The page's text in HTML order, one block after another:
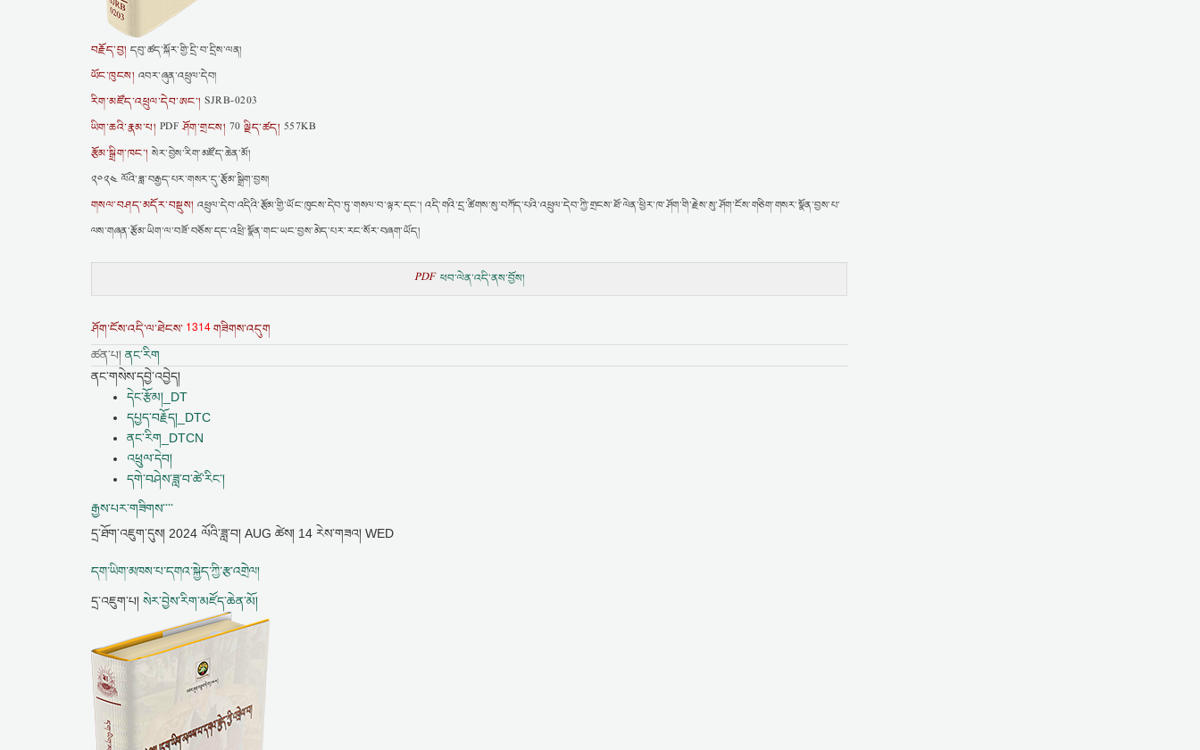
བརྗོད་བྱ། དབུ་ཚད་སྐོར་གྱི་དྲི་བ་དྲིས་ལན།
ཡོང་ཁུངས། འབར་ཞུན་འཕྲུལ་དེབ།
རིག་མཛོད་འཕྲུལ་དེབ་ཨང་། SJRB-0203
ཡིག་ཆའི་རྣམ་པ། PDF ཤོག་གྲངས། 70ལྗིད་ཚད། 557KB
རྩོམ་སྒྲིག་ཁང་། སེར་བྱེས་རིག་མཛོད་ཆེན་མོ།
༢༠༢༤ ལོའི་ཟླ་བརྒྱད་པར་གསར་དུ་རྩོམ་སྒྲིག་བྱས།
གསལ་བཤད་མདོར་བསྡུས། འཕྲུལ་དེབ་འདིའི་རྩོམ་གྱི་ཡོང་ཁུངས་དེབ་ཏུ་གསལ་བ་ལྟར་དང་། འདི་གའི་དྲ་ཚིགས་སུ་བཀོད་པའི་འཕྲུལ་དེབ་ཀྱི་གྲངས་ཐོ་ལེན་ཕྱིར་ཁ་ཤོག་གི་རྗེས་སུ་ཤོག་ངོས་གཅིག་གསར་སྣོན་བྱས་པ་
ལས་གཞན་རྩོམ་ཡིག་ལ་བཟོ་བཅོས་དང་འཕྲི་སྣོན་གང་ཡང་བྱས་མེད་པར་རང་སོར་བཞག་ཡོད།
PDF ཕབ་ལེན་འདི་ནས་བྱོས།
ཤོག་ངོས་འདི་ལ་ཐེངས་ 1314གཟིགས་འདུག
ཚན་པ། ནང་རིག
ནང་གསེས་དབྱེ་འབྱེད།
དེང་རྩོམ།_DT
དཔྱད་བརྗོད།_DTC
ནང་རིག_DTCN
འཕྲུལ་དེབ།
དགེ་བཤེས་ཟླ་བ་ཚེ་རིང་།
རྒྱས་པར་གཟིགས་་་་
དྲ་ཐོག་འཇུག་དུས། 2024 ལོའི་ཟླ་བ། AUG ཚེས། 14 རེས་གཟའ། WED
དག་ཡིག་མཁས་པ་དགའ་སྐྱེད་ཀྱི་རྩ་འགྲེལ།
དྲ་འཇུག་པ། སེར་བྱེས་རིག་མཛོད་ཆེན་མོ།